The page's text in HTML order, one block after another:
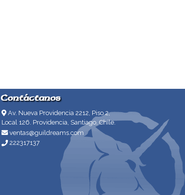
Contáctanos
Av. Nueva Providencia 2212, Piso 2,
Local 126. Providencia, Santiago, Chile.
ventas@guildreams.com
222317137